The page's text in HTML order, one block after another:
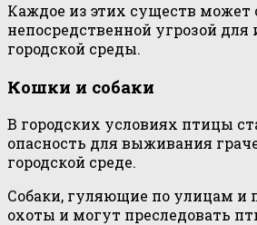
Каждое из этих существ может
непосредственной угрозой
городской среды.
Кошки и собаки
В городских условиях птицы
опасность для выживания
городской среде.
Собаки, гуляющие по улицам и
охоты и могут преследовать